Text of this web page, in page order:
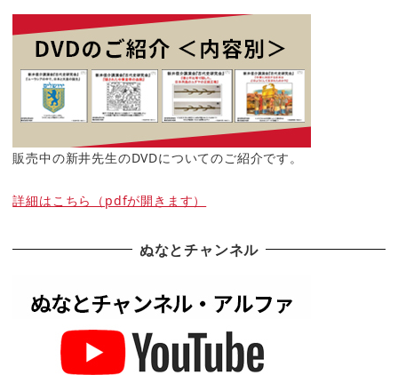
販売中の新井先生のDVDについてのご紹介です。
詳細はこちら（pdfが開きます）
ぬなとチャンネル